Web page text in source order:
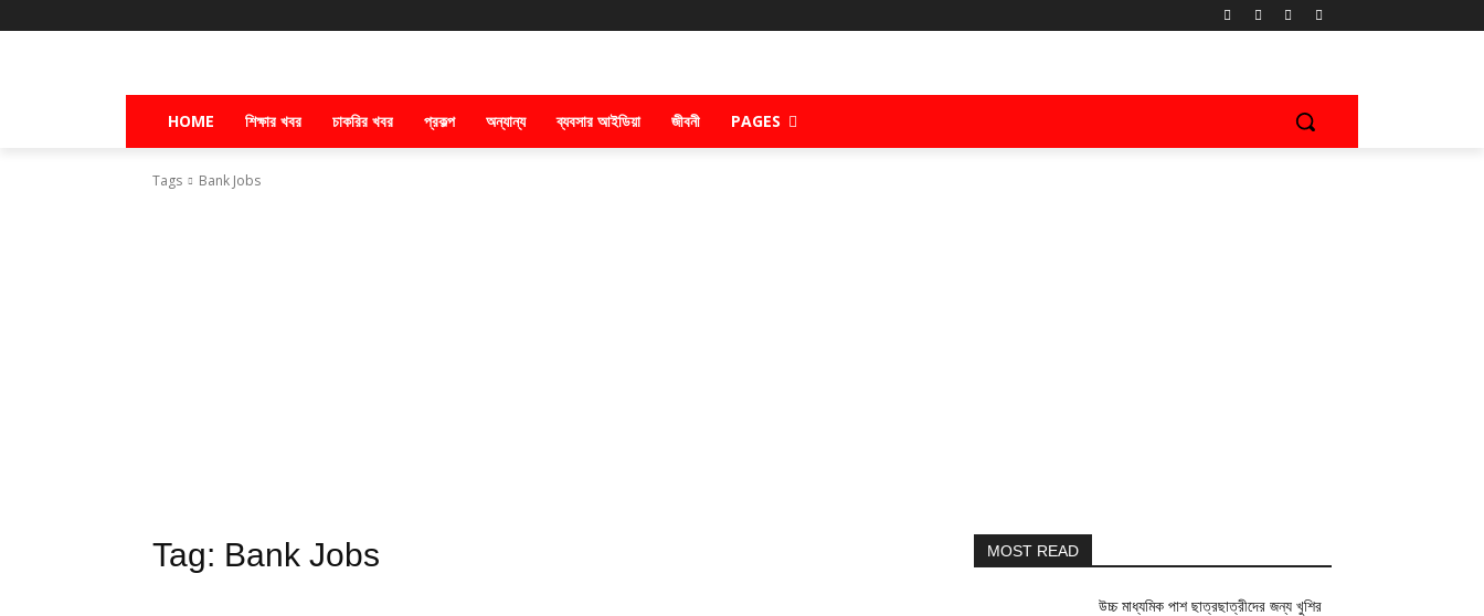
HOME শিক্ষার খবর চাকরির খবর প্রকল্প অন্যান্য ব্যবসার আইডিয়া জীবনী PAGES
Tags Bank Jobs
Tag: Bank Jobs MOST READ
উচ্চ মাধ্যমিক পাশ ছাত্রছাত্রীদের জন্য খুশির